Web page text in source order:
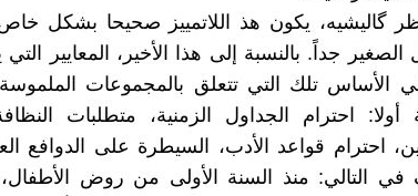
گاليشيه، يكون هذ اللاتمييز صحيحا بشكل
الصغير جداً. بالنسبة إلى هذا الأخير، المعايير
الأساس تلك التي تتعلق بالمجموعات الملموسة
أولا: احترام الجداول الزمنية، متطلبات
احترام قواعد الأدب، السيطرة على الدوافع
في التالي: منذ السنة الأولى من روض